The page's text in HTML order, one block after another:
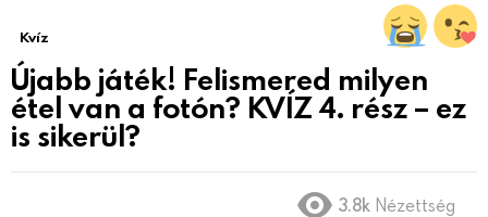
Kvíz
Újabb játék! Felismered milyen
étel van a fotón? KVÍZ 4. rész – ez
is sikerül?
3.8k Nézettség